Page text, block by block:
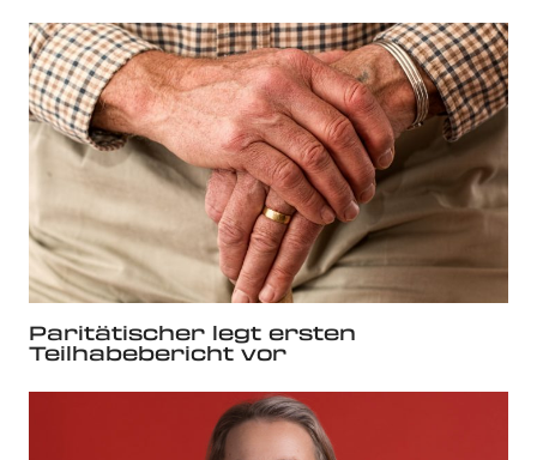
Paritätischer legt ersten
Teilhabebericht vor